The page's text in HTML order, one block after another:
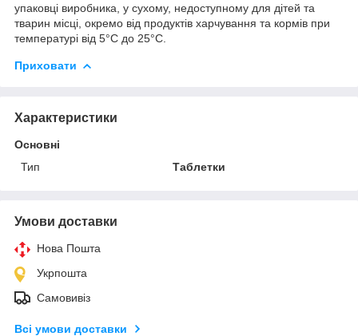
упаковці виробника, у сухому, недоступному для дітей та
тварин місці, окремо від продуктів харчування та кормів при
температурі від 5°С до 25°С.
Приховати
Характеристики
Основні
Тип
Таблетки
Умови доставки
Нова Пошта
Укрпошта
Самовивіз
Всі умови доставки